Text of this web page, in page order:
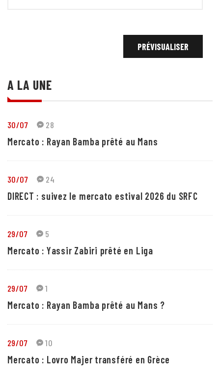
A LA UNE
30/07 28
Mercato : Rayan Bamba prêté au Mans
30/07 24
DIRECT : suivez le mercato estival 2026 du SRFC
29/07 5
Mercato : Yassir Zabiri prêté en Liga
29/07 1
Mercato : Rayan Bamba prêté au Mans ?
29/07 10
Mercato : Lovro Majer transféré en Grèce